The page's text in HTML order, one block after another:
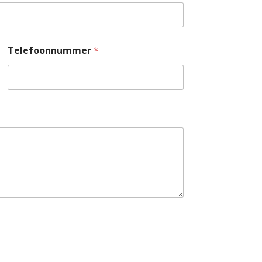
Telefoonnummer*